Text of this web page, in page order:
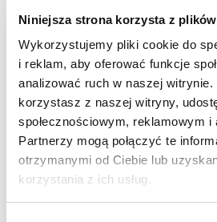
Niniejsza strona korzysta z
Wykorzystujemy pliki cookie do
i reklam, aby oferować funkcje
analizować ruch w naszej
korzystasz z naszej witryny,
społecznościowym, reklamowym i
Partnerzy mogą połączyć te
otrzymanymi od Ciebie lub
korzystania z ich usług.
Złote kolczyki z turkusami syntetycznymi -
479 zł
Złoto 333